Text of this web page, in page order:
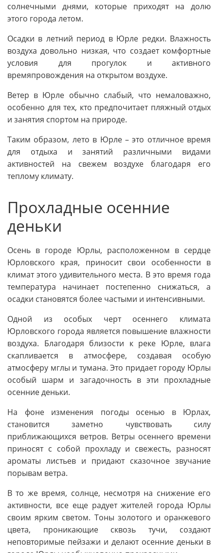
солнечными днями, которые приходят на долю
этого города летом.
Осадки в летний период в Юрле редки. Влажность
воздуха довольно низкая, что создает комфортные
условия для прогулок и активного
времяпровождения на открытом воздухе.
Ветер в Юрле обычно слабый, что немаловажно,
особенно для тех, кто предпочитает пляжный отдых
и занятия спортом на природе.
Таким образом, лето в Юрле – это отличное время
для отдыха и занятий различными видами
активностей на свежем воздухе благодаря его
теплому климату.
Прохладные осенние
деньки
Осень в городе Юрлы, расположенном в сердце
Юрловского края, приносит свои особенности в
климат этого удивительного места. В это время года
температура начинает постепенно снижаться, а
осадки становятся более частыми и интенсивными.
Одной из особых черт осеннего климата
Юрловского города является повышение влажности
воздуха. Благодаря близости к реке Юрле, влага
скапливается в атмосфере, создавая особую
атмосферу мглы и тумана. Это придает городу Юрлы
особый шарм и загадочность в эти прохладные
осенние деньки.
На фоне изменения погоды осенью в Юрлах,
становится заметно чувствовать силу
приближающихся ветров. Ветры осеннего времени
приносят с собой прохладу и свежесть, разносят
ароматы листьев и придают сказочное звучание
порывам ветра.
В то же время, солнце, несмотря на снижение его
активности, все еще радует жителей города Юрлы
своим ярким светом. Тоны золотого и оранжевого
цвета, проникающие сквозь тучи, создают
неповторимые пейзажи и делают осенние деньки в